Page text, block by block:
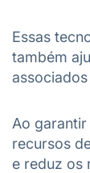
Essas
também
Ao
recursos
e reduz os